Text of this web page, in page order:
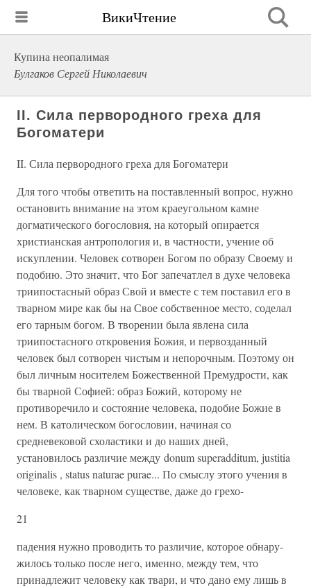
ВикиЧтение
Купина неопалимая
Булгаков Сергей Николаевич
II. Сила первородного греха для
Богоматери
II. Сила первородного греха для Богоматери
Для того чтобы ответить на поставленный вопрос, нужно
ос­тановить внимание на этом краеугольном камне
догматического богословия, на который опирается
христианская антропология и, в частности, учение об
искуплении. Человек сотворен Богом по образу Своему и
подобию. Это значит, что Бог запечатлел в духе человека
триипостасный образ Свой и вместе с тем поставил его в
тварном мире как бы на Свое собственное место, соделал
его тар­ным богом. В творении была явлена сила
триипостасного откро­вения Божия, и первозданный
человек был сотворен чистым и непорочным. Поэтому он
был личным носителем Божественной Премудрости, как
бы тварной Софией: образ Божий, которому не
противоречило и состояние человека, подобие Божие в
нем. В ка­толическом богословии, начиная со
средневековой схоластики и до наших дней,
установилось различие между donum superadditum, justitia
originalis , status naturae purae... По смыслу этого учения в
человеке, как тварном существе, даже до грехо-
21
падения нужно проводить то различие, которое обнару­
жилось только после него, именно, между тем, что
принадлежит человеку как твари, и что дано ему лишь в